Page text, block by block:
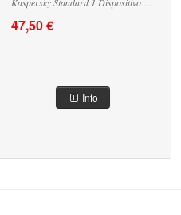
47,50 €
Info